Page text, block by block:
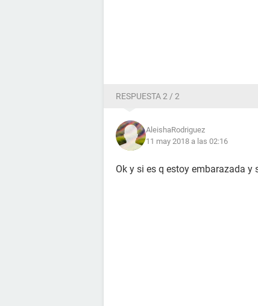
RESPUESTA 2 / 2
AleishaRodriguez
11 may 2018 a las 02:16
Ok y si es q estoy embarazada